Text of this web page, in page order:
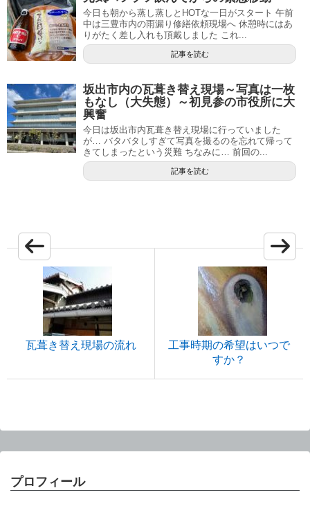
今日も朝から蒸し蒸しとHOTな一日がスタート 午前
中は三豊市内の雨漏り修繕依頼現場へ 休憩時にはあ
りがたく差し入れも頂戴しました これ...
記事を読む
坂出市内の瓦葺き替え現場～写真は一枚
もなし（大失態）～初見参の市役所に大
興奮
今日は坂出市内瓦葺き替え現場に行っていました
が… バタバタしすぎて写真を撮るのを忘れて帰って
きてしまったという災難 ちなみに… 前回の...
記事を読む
瓦葺き替え現場の流れ
工事時期の希望はいつで
すか？
プロフィール